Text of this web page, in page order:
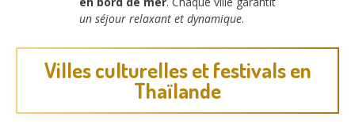
un séjour relaxant et dynamique.
Villes culturelles et festivals en
Thaïlande